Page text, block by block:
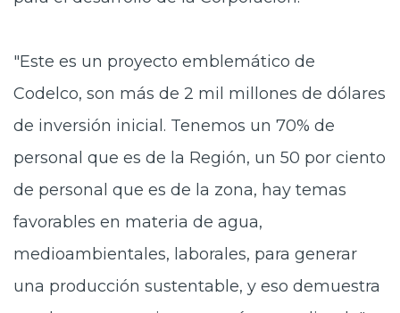
"Este es un proyecto emblemático de
Codelco, son más de 2 mil millones de dólares
de inversión inicial. Tenemos un 70% de
personal que es de la Región, un 50 por ciento
de personal que es de la zona, hay temas
favorables en materia de agua,
medioambientales, laborales, para generar
una producción sustentable, y eso demuestra